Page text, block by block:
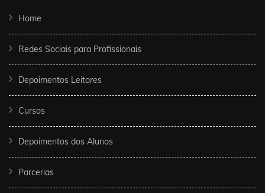
Home
Redes Sociais para Profissionais
Depoimentos Leitores
Cursos
Depoimentos dos Alunos
Parcerias